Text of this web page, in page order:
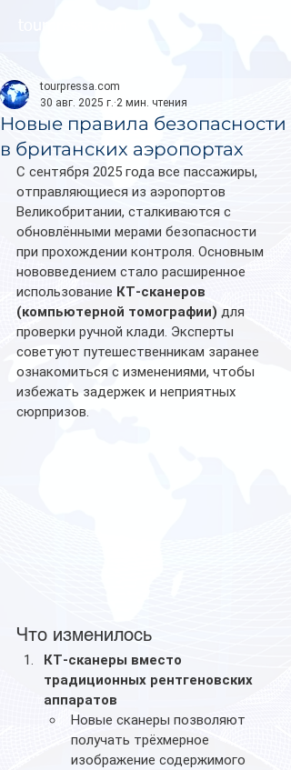
Новые правила безопасности
в британских аэропортах
tourpressa.com
30 авг. 2025 г. 2 мин. чтения
С сентября 2025 года все пассажиры,
отправляющиеся из аэропортов
Великобритании, сталкиваются с
обновлёнными мерами безопасности
при прохождении контроля. Основным
нововведением стало расширенное
использование КТ-сканеров
(компьютерной томографии) для
проверки ручной клади. Эксперты
советуют путешественникам заранее
ознакомиться с изменениями, чтобы
избежать задержек и неприятных
сюрпризов.
Что изменилось
КТ-сканеры вместо
традиционных рентгеновских
аппаратов
Новые сканеры позволяют
получать трёхмерное
изображение содержимого